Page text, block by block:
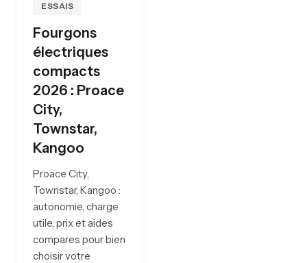
ESSAIS
Fourgons
électriques
compacts
2026 : Proace
City,
Townstar,
Kangoo
Proace City,
Townstar, Kangoo :
autonomie, charge
utile, prix et aides
compares pour bien
choisir votre